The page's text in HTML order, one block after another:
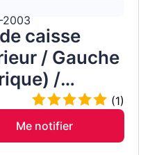
2003
caisse
/ Gauche
/
(1)
Me notifier